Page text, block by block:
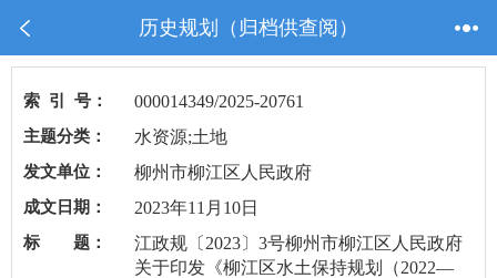
历史规划（归档供查阅）
索 引 号： 000014349/2025-20761
主题分类： 水资源;土地
发文单位： 柳州市柳江区人民政府
成文日期： 2023年11月10日
标 题：
江政规〔2023〕3号柳州市柳江区人民政府
关于印发《柳江区水土保持规划（2022—